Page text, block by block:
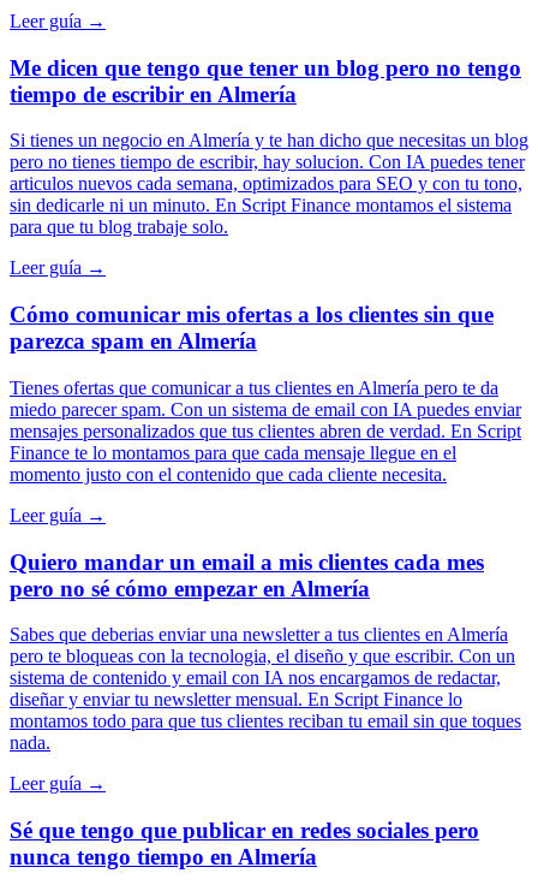
Leer guía →
Me dicen que tengo que tener un blog pero no tengo
tiempo de escribir en Almería
Si tienes un negocio en Almería y te han dicho que necesitas un blog
pero no tienes tiempo de escribir, hay solucion. Con IA puedes tener
articulos nuevos cada semana, optimizados para SEO y con tu tono,
sin dedicarle ni un minuto. En Script Finance montamos el sistema
para que tu blog trabaje solo.
Leer guía →
Cómo comunicar mis ofertas a los clientes sin que
parezca spam en Almería
Tienes ofertas que comunicar a tus clientes en Almería pero te da
miedo parecer spam. Con un sistema de email con IA puedes enviar
mensajes personalizados que tus clientes abren de verdad. En Script
Finance te lo montamos para que cada mensaje llegue en el
momento justo con el contenido que cada cliente necesita.
Leer guía →
Quiero mandar un email a mis clientes cada mes
pero no sé cómo empezar en Almería
Sabes que deberias enviar una newsletter a tus clientes en Almería
pero te bloqueas con la tecnologia, el diseño y que escribir. Con un
sistema de contenido y email con IA nos encargamos de redactar,
diseñar y enviar tu newsletter mensual. En Script Finance lo
montamos todo para que tus clientes reciban tu email sin que toques
nada.
Leer guía →
Sé que tengo que publicar en redes sociales pero
nunca tengo tiempo en Almería